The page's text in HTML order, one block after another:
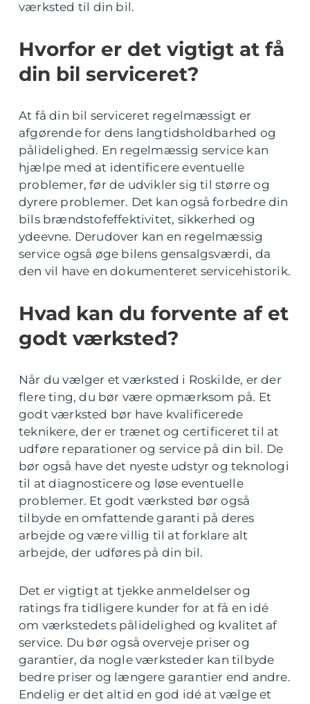
værksted til din bil.
Hvorfor er det vigtigt at få
din bil serviceret?
At få din bil serviceret regelmæssigt er
afgørende for dens langtidsholdbarhed og
pålidelighed. En regelmæssig service kan
hjælpe med at identificere eventuelle
problemer, før de udvikler sig til større og
dyrere problemer. Det kan også forbedre din
bils brændstofeffektivitet, sikkerhed og
ydeevne. Derudover kan en regelmæssig
service også øge bilens gensalgsværdi, da
den vil have en dokumenteret servicehistorik.
Hvad kan du forvente af et
godt værksted?
Når du vælger et værksted i Roskilde, er der
flere ting, du bør være opmærksom på. Et
godt værksted bør have kvalificerede
teknikere, der er trænet og certificeret til at
udføre reparationer og service på din bil. De
bør også have det nyeste udstyr og teknologi
til at diagnosticere og løse eventuelle
problemer. Et godt værksted bør også
tilbyde en omfattende garanti på deres
arbejde og være villig til at forklare alt
arbejde, der udføres på din bil.
Det er vigtigt at tjekke anmeldelser og
ratings fra tidligere kunder for at få en idé
om værkstedets pålidelighed og kvalitet af
service. Du bør også overveje priser og
garantier, da nogle værksteder kan tilbyde
bedre priser og længere garantier end andre.
Endelig er det altid en god idé at vælge et